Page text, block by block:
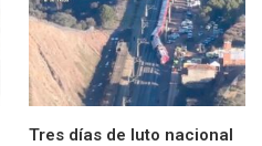
Tres días de luto nacional